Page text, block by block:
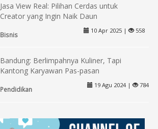
Jasa View Real: Pilihan Cerdas untuk
Creator yang Ingin Naik Daun
Bisnis
10 Apr 2025 | 558
Bandung: Berlimpahnya Kuliner, Tapi
Kantong Karyawan Pas-pasan
Pendidikan
19 Agu 2024 | 784